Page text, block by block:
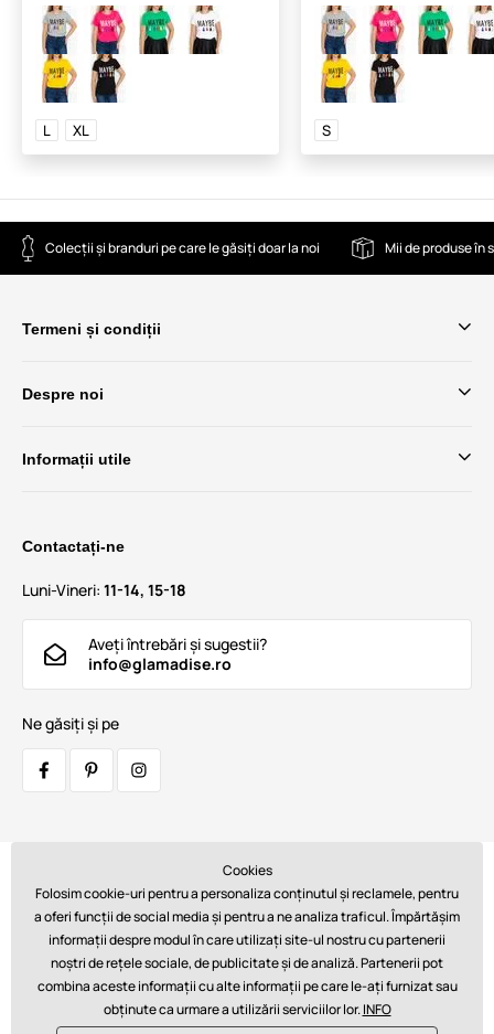
L XL S
Colecții și branduri pe care le găsiți doar la noi Mii de produse în
Termeni și condiții
Despre noi
Informații utile
Contactați-ne
Luni-Vineri: 11-14, 15-18
Aveți întrebări și sugestii?
info@glamadise.ro
Ne găsiți și pe
Plăți:
Cookies
Folosim cookie-uri pentru a personaliza conținutul și reclamele, pentru
a oferi funcții de social media și pentru a ne analiza traficul. Împărtășim
informații despre modul în care utilizați site-ul nostru cu partenerii
noștri de rețele sociale, de publicitate și de analiză. Partenerii pot
combina aceste informații cu alte informații pe care le-ați furnizat sau
obținute ca urmare a utilizării serviciilor lor.INFO